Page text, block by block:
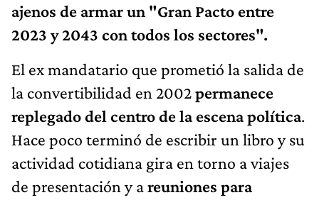
ajenos de armar un "Gran Pacto entre
2023 y 2043 con todos los sectores".
El ex mandatario que prometió la salida de
la convertibilidad en 2002permanece
replegado del centro de la escena política.
Hace poco terminó de escribir un libro y su
actividad cotidiana gira en torno a viajes
de presentación y areuniones para